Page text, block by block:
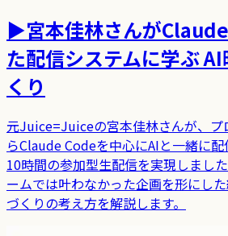
▶宮本佳林さんが
た配信システムに学ぶ
くり
元Juice=Juiceの宮本佳林さんが、プ
らClaude Codeを中心にAIと一緒に配
10時間の参加型生配信を実現しまし
ームでは叶わなかった企画を形にし
づくりの考え方を解説します。